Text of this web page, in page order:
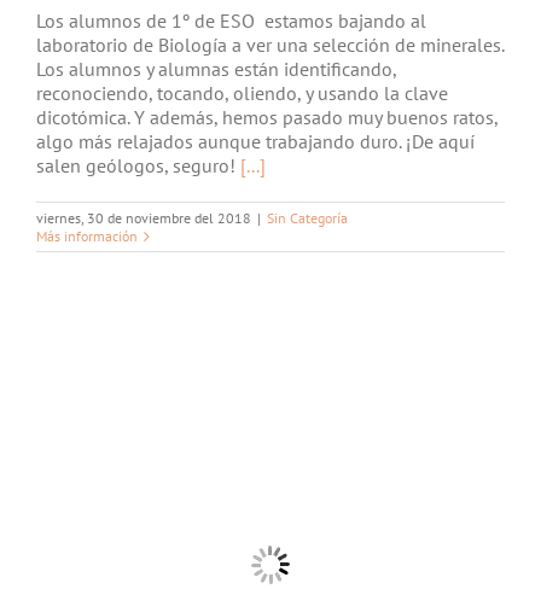
Los alumnos de 1º de ESO estamos bajando al
laboratorio de Biología a ver una selección de minerales.
Los alumnos y alumnas están identificando,
reconociendo, tocando, oliendo, y usando la clave
dicotómica. Y además, hemos pasado muy buenos ratos,
algo más relajados aunque trabajando duro. ¡De aquí
salen geólogos, seguro! [...]
viernes, 30 de noviembre del 2018 | Sin Categoría
Más información